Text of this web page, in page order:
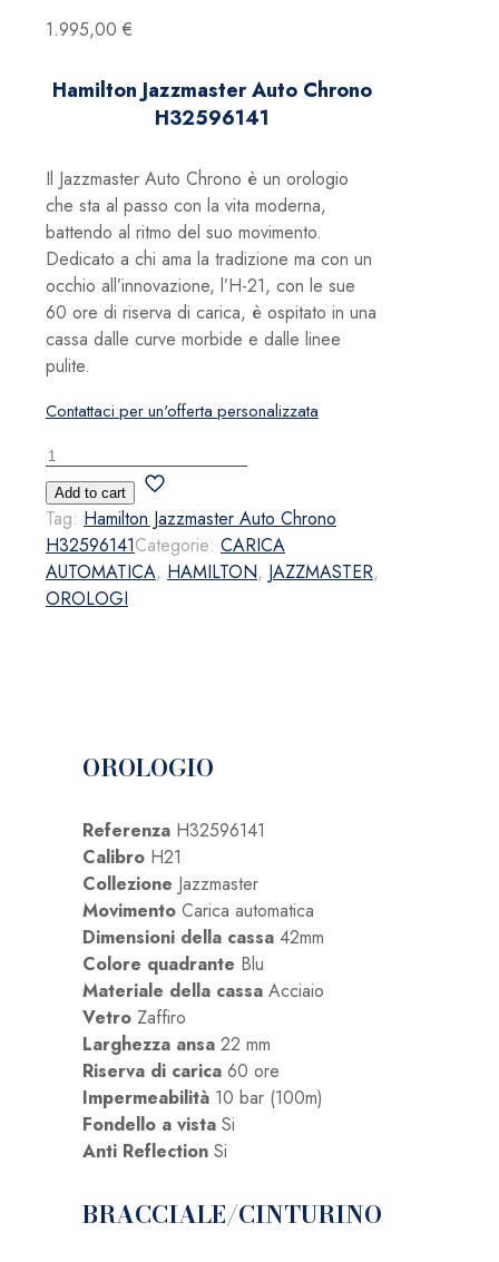
1.995,00 €
Hamilton Jazzmaster Auto Chrono
H32596141
Il Jazzmaster Auto Chrono è un orologio
che sta al passo con la vita moderna,
battendo al ritmo del suo movimento.
Dedicato a chi ama la tradizione ma con un
occhio all’innovazione, l’H-21, con le sue
60 ore di riserva di carica, è ospitato in una
cassa dalle curve morbide e dalle linee
pulite.
Contattaci per un'offerta personalizzata
Hamilton
Jazzmaster
Auto
Chrono
H32596141
quantità
Add to cart
Tag: Hamilton Jazzmaster Auto Chrono
H32596141Categorie: CARICA
AUTOMATICA, HAMILTON, JAZZMASTER,
OROLOGI
OROLOGIO
Referenza H32596141
Calibro H21
Collezione Jazzmaster
Movimento Carica automatica
Dimensioni della cassa 42mm
Colore quadrante Blu
Materiale della cassa Acciaio
Vetro Zaffiro
Larghezza ansa 22 mm
Riserva di carica 60 ore
Impermeabilità 10 bar (100m)
Fondello a vista Si
Anti Reflection Si
BRACCIALE/CINTURINO